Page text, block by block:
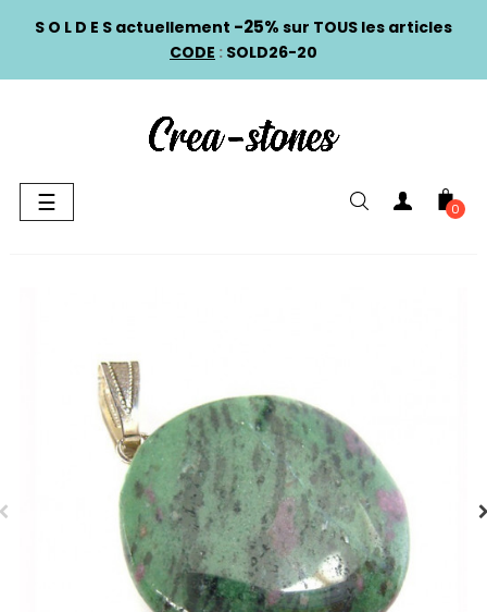
S O L D E S actuellement -25% sur TOUS les articles
CODE : SOLD26-20
Basculer
la
☰ 0